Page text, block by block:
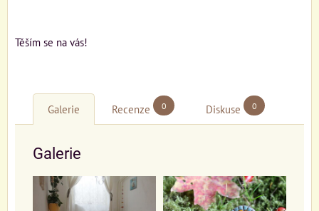
Těším se na vás!
Galerie Recenze 0 Diskuse 0
Galerie